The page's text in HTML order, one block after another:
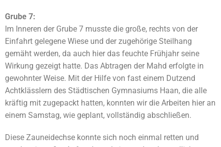
Grube 7:
Im Inneren der Grube 7 musste die große, rechts von der
Einfahrt gelegene Wiese und der zugehörige Steilhang
gemäht werden, da auch hier das feuchte Frühjahr seine
Wirkung gezeigt hatte. Das Abtragen der Mahd erfolgte in
gewohnter Weise. Mit der Hilfe von fast einem Dutzend
Achtklässlern des Städtischen Gymnasiums Haan, die alle
kräftig mit zugepackt hatten, konnten wir die Arbeiten hier an
einem Samstag, wie geplant, vollständig abschließen.
Diese Zauneidechse konnte sich noch einmal retten und